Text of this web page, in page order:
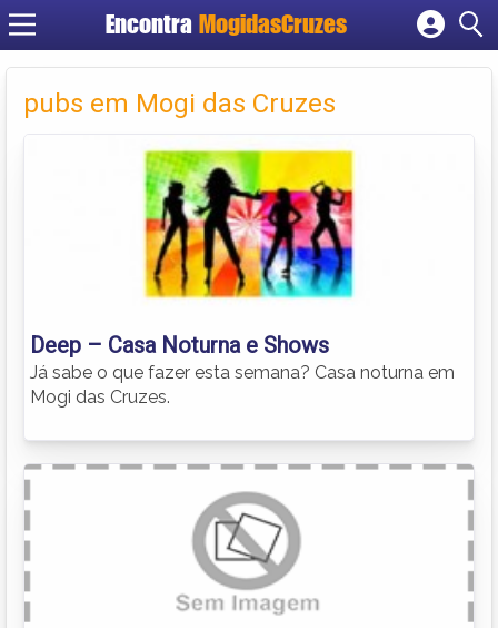
Encontra MogidasCruzes
Cadastrar empresa
Criar conta
pubs em Mogi das Cruzes
Deep – Casa Noturna e Shows
Já sabe o que fazer esta semana? Casa noturna em
Mogi das Cruzes.